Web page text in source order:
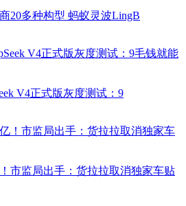
20多种构型 蚂蚁灵波LingB
V4正式版灰度测试：9
市监局出手：货拉拉取消独家车贴